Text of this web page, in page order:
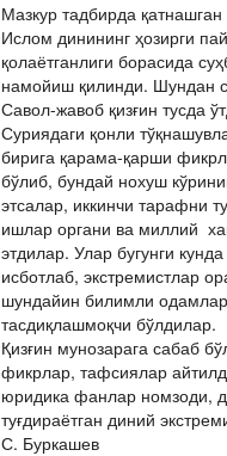
Мазкур тадбирда
Ислом динининг ҳозирги
қолаётганлиги борасида
намойиш қилинди. Шундан
Савол-жавоб қизғин тусда
Суриядаги қонли
бирига қарама-қарши
бўлиб, бундай нохуш
этсалар, иккинчи тарафни
ишлар органи ва миллий
этдилар. Улар бугунги
исботлаб, экстремистлар
шундайин билимли одамлар
тасдиқлашмоқчи бўлдилар.
Қизғин мунозарага сабаб
фикрлар, тафсиялар
юридика фанлар номзоди,
туғдираётган диний
С. Буркашев